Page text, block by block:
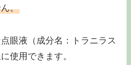
。
眼液（成分名：トラニラス
使用できます。